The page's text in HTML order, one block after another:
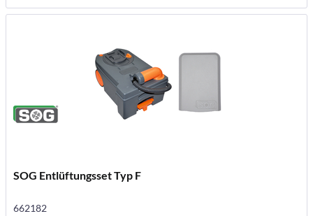
SOG Entlüftungsset Typ F
662182